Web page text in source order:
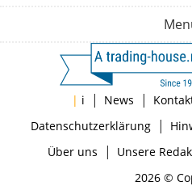
| i | News |
Datenschutzerklärung|
Über uns | Unsere
2026 ©